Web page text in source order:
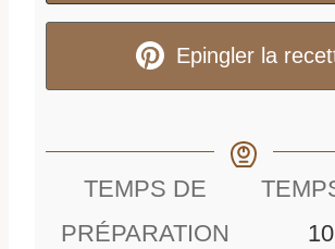
Epingler la
TEMPS DE
PRÉPARATION
10